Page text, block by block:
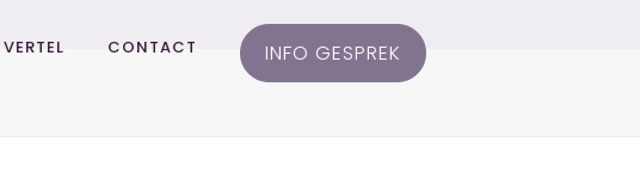
CONTACT INFO GESPREK